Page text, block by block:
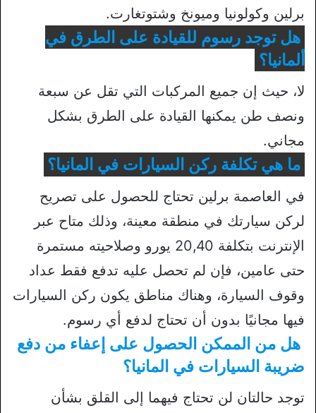
برلين وكولونيا وميونخ وشتوتغارت.
هل توجد رسوم للقيادة على الطرق في
ألمانيا؟
لا، حيث إن جميع المركبات التي تقل عن سبعة
ونصف طن يمكنها القيادة على الطرق بشكل
مجاني.
ما هي تكلفة ركن السيارات في المانيا؟
في العاصمة برلين تحتاج للحصول على تصريح
لركن سيارتك في منطقة معينة، وذلك متاح عبر
الإنترنت بتكلفة 20,40 يورو وصلاحيته مستمرة
حتى عامين، فإن لم تحصل عليه تدفع فقط عداد
وقوف السيارة، وهناك مناطق يكون ركن السيارات
فيها مجانيًا بدون أن تحتاج لدفع أي رسوم.
هل من الممكن الحصول على إعفاء من دفع
ضريبة السيارات في المانيا؟
توجد حالتان لن تحتاج فيهما إلى القلق بشأن